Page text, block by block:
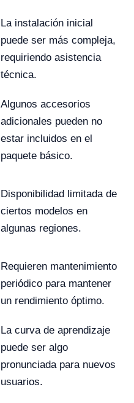
La instalación inicial
puede ser más compleja,
requiriendo asistencia
técnica.
Algunos accesorios
adicionales pueden no
estar incluidos en el
paquete básico.
Disponibilidad limitada de
ciertos modelos en
algunas regiones.
Requieren mantenimiento
periódico para mantener
un rendimiento óptimo.
La curva de aprendizaje
puede ser algo
pronunciada para nuevos
usuarios.